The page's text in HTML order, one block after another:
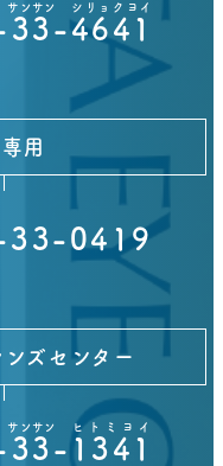
33
サンサン
-4641
シリョクヨイ
用
33-0419
ズセンター
33
サンサン
- 1341
ヒトミヨイ